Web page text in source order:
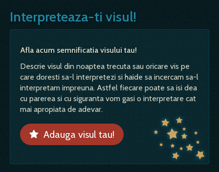
Interpreteaza-ti visul!
Afla acum semnificatia visului tau!
Descrie visul din noaptea trecuta sau oricare vis pe
care doresti sa-l interpretezi si haide sa incercam sa-l
interpretam impreuna. Astfel fiecare poate sa isi dea
cu parerea si cu siguranta vom gasi o interpretare cat
mai apropiata de adevar.
Adauga visul tau!